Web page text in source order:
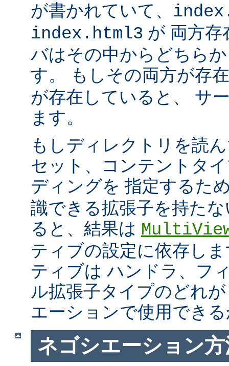
が書かれていて、
index.html3 が 両方存
バはその中からどちら
す。 もしその両方が存
が存在していると、 サ
ます。
もしディレクトリを読
セット、コンテントタ
ディングを 指定するた
識できる拡張子を持た
ると、結果は
ティブの設定に依存し
ティブは ハンドラ、フ
ル拡張子タイプのどれ
エーションで使用でき
ネゴシエーション方